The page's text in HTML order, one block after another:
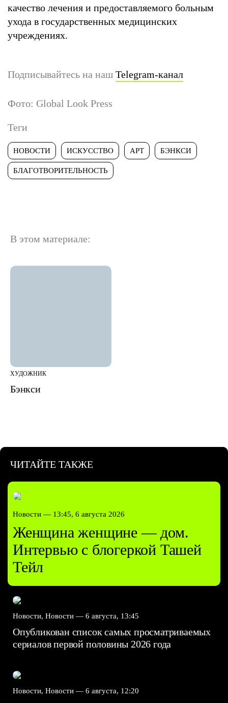
качество лечения и предоставляемого больным
ухода в государственных медицинских
учреждениях.
Подписывайтесь на наш Telegram-канал
Фото: Global Look Press
Теги
НОВОСТИ ИСКУССТВО АРТ БЭНКСИ
БЛАГОТВОРИТЕЛЬНОСТЬ
В этом материале:
ХУДОЖНИК
Бэнкси
ЧИТАЙТЕ ТАКЖЕ
Новости — 13:45, 6 августа 2026
Женщина женщине — дом.
Интервью с блогеркой Ташей
Тейл
Новости, Новости — 6 августа, 13:45
Опубликован список самых просматриваемых
сериалов первой половины 2026 года
Новости, Новости — 6 августа, 12:20